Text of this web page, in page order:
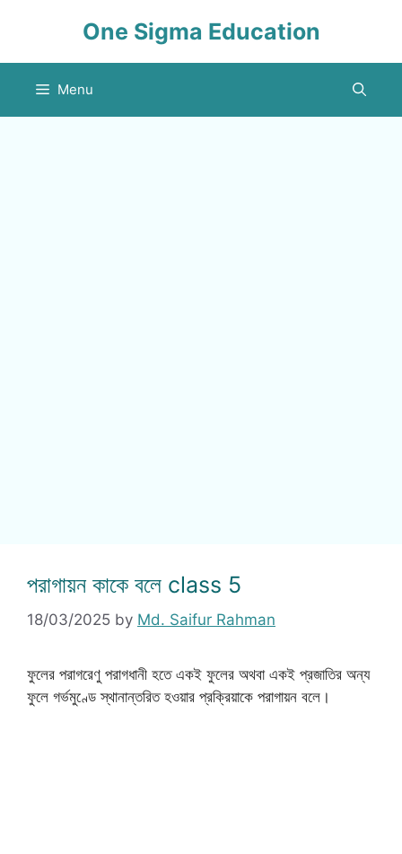
One Sigma Education
Menu
পরাগায়ন কাকে বলে class 5
18/03/2025 by Md. Saifur Rahman
ফুলের পরাগরেণু পরাগধানী হতে একই ফুলের অথবা একই প্রজাতির অন্য
ফুলে গর্ভমুণ্ডে স্থানান্তরিত হওয়ার প্রক্রিয়াকে পরাগায়ন বলে।